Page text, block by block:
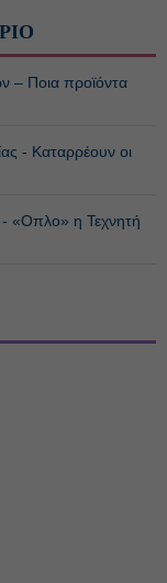
– Ποια προϊόντα
- Καταρρέουν οι
- «Οπλο» η Τεχνητή